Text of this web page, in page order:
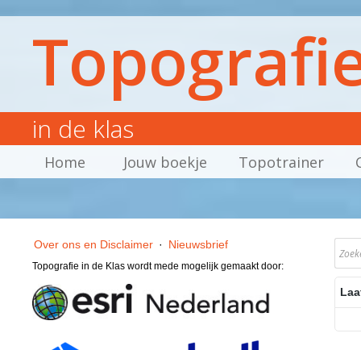
in de klas
Home Jouw boekje Topotrainer
Over ons en Disclaimer · Nieuwsbrief
Topografie in de Klas wordt mede mogelijk gemaakt door: